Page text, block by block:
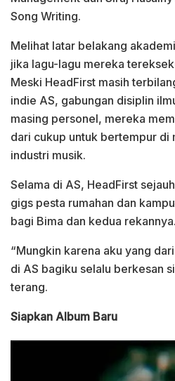
Song Writing.
Melihat latar belakang
jika lagu-lagu mereka
Meski HeadFirst masih
indie AS, gabungan disiplin
masing personel, mereka
dari cukup untuk bertempur di
industri musik.
Selama di AS, HeadFirst
gigs pesta rumahan dan
bagi Bima dan kedua rekannya.
“Mungkin karena aku yang
di AS bagiku selalu berkesan
terang.
Siapkan Album Baru